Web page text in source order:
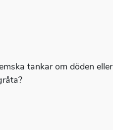
tankar om döden eller